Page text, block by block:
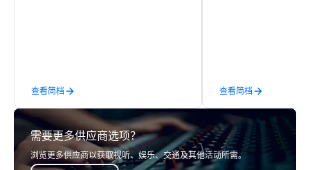
and craft cocktails at each venue, all
with complete VIP service. This unique
experience gives guests the
opportunity to sit next to different
colleagues at each venue to mix,
mingle, and easily network. Each tour
查看简档
event, Impact 4 Good
details. Where are we? Nationwide
and abroad, our local
covered. Got a cause
events put your
into action. Short on
查看简档
需要更多供应商选项？
浏览更多供应商以获取视听、娱乐、交通及其他活动所需。